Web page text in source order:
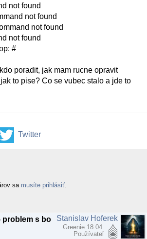
not found
not found
not found
not found
#
poradit, jak mam rucne opravit
to pise? Co se vubec stalo a jde to
Twitter
sa musíte prihlásiť
Re: Ubuntu 7.10 - problem s bootovanimStanislav Hoferek
Greenie 18.04
Používateľ